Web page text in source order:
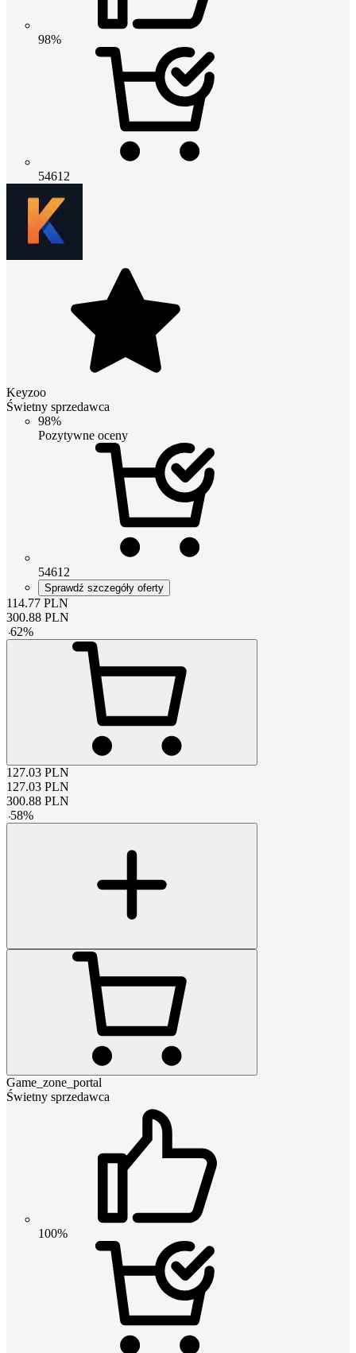
98%
54612
Keyzoo
Świetny sprzedawca
98%
Pozytywne oceny
54612
Sprawdź szczegóły oferty
114.77 PLN
300.88 PLN
-62%
127.03 PLN
127.03 PLN
300.88 PLN
-58%
Game_zone_portal
Świetny sprzedawca
100%